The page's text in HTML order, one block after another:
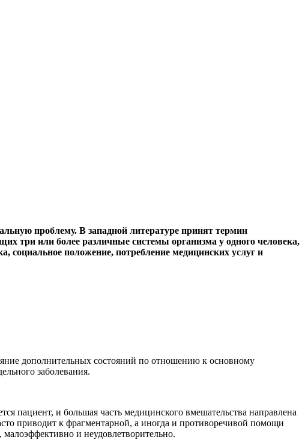
проблему. В западной литературе принят термин
три или более различные системы организма у одного человека,
социальное положение, потребление медицинских услуг и
дополнительных состояний по отношению к основному
заболевания.
пациент, и большая часть медицинского вмешательства направлена
приводит к фрагментарной, а иногда и противоречивой помощи
и неудовлетворительно.